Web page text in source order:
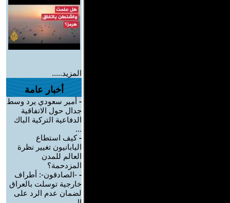
المزيد.....
أخبار عامة
- أمير سعودي يرد وسط
جدال حول الاتفاقية
الدفاعية التركية الباك
...
-كيف استطاع
اليابانيون تغيير نظرة
العالم للمدن
المزدحمة؟
- -الصادقون-: أطراف
خارجية توسلت بالعراق
لضمان عدم الرد على